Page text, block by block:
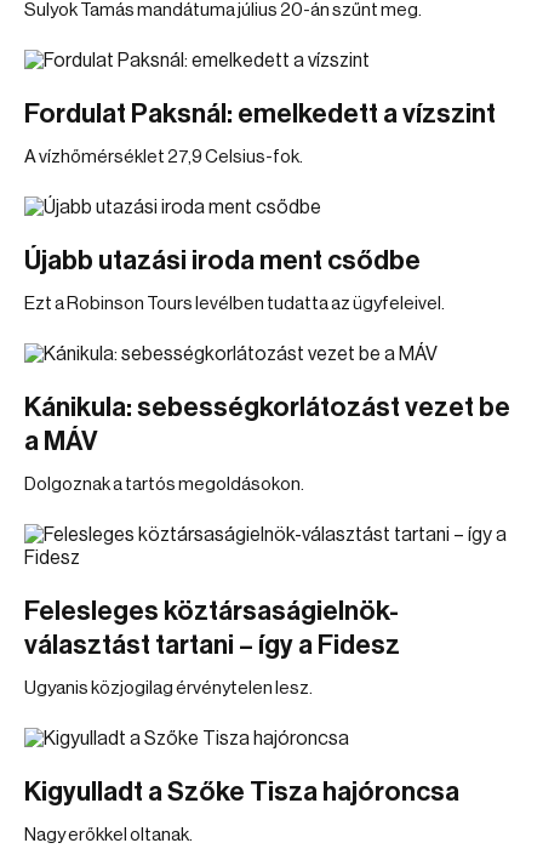
Sulyok Tamás mandátuma július 20-án szűnt meg.
Fordulat Paksnál: emelkedett a vízszint
A vízhőmérséklet 27,9 Celsius-fok.
Újabb utazási iroda ment csődbe
Ezt a Robinson Tours levélben tudatta az ügyfeleivel.
Kánikula: sebességkorlátozást vezet be
a MÁV
Dolgoznak a tartós megoldásokon.
Felesleges köztársaságielnök-
választást tartani – így a Fidesz
Ugyanis közjogilag érvénytelen lesz.
Kigyulladt a Szőke Tisza hajóroncsa
Nagy erőkkel oltanak.